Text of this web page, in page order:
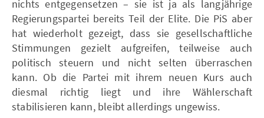
nichts entgegensetzen – sie ist ja als langjährige
Regierungspartei bereits Teil der Elite. Die PiS aber
hat wiederholt gezeigt, dass sie gesellschaftliche
Stimmungen gezielt aufgreifen, teilweise auch
politisch steuern und nicht selten überraschen
kann. Ob die Partei mit ihrem neuen Kurs auch
diesmal richtig liegt und ihre Wählerschaft
stabilisieren kann, bleibt allerdings ungewiss.